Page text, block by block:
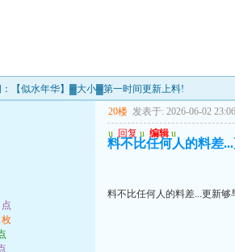
：【似水年华】▓大小▓第一时间更新上料!
点
枚
20楼 发表于: 2026-06-02 23:06
u 回复 u 编辑 u
料不比任何人的料差
料不比任何人的料差...更新够